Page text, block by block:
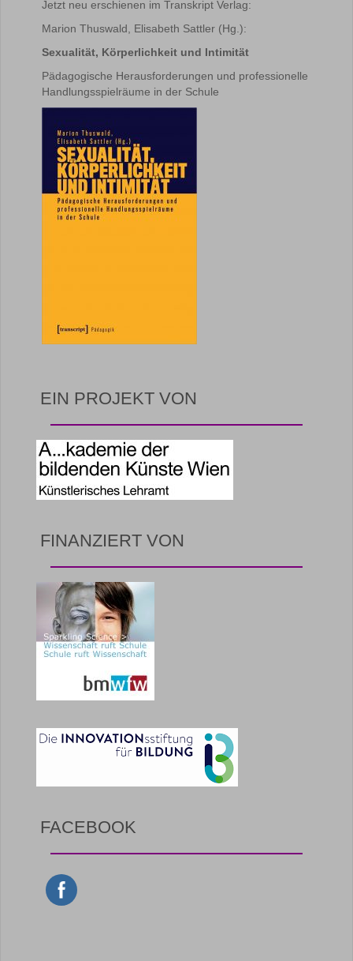
Jetzt neu erschienen im Transkript Verlag:
Marion Thuswald, Elisabeth Sattler (Hg.):
Sexualität, Körperlichkeit und Intimität
Pädagogische Herausforderungen und professionelle
Handlungsspielräume in der Schule
EIN PROJEKT VON
FINANZIERT VON
FACEBOOK